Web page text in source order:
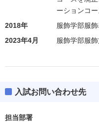
ーションコ
2018年
服飾学部服
2023年4月
服飾学部服
入試お問い合わせ先
担当部署